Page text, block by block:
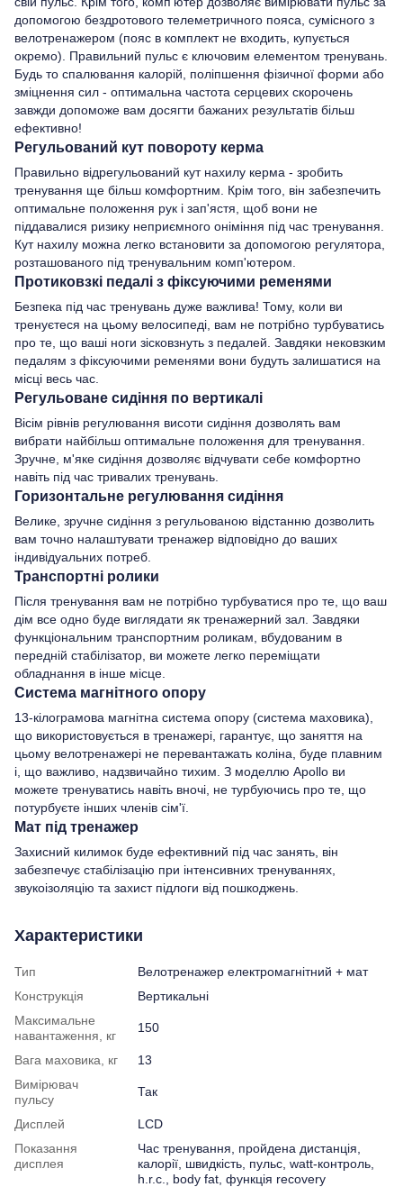
допомогою бездротового телеметричного пояса, сумісного з
велотренажером (пояс в комплект не входить, купується
окремо). Правильний пульс є ключовим елементом тренувань.
Будь то спалювання калорій, поліпшення фізичної форми або
зміцнення сил - оптимальна частота серцевих скорочень
завжди допоможе вам досягти бажаних результатів більш
ефективно!
Регульований кут повороту керма
Правильно відрегульований кут нахилу керма - зробить
тренування ще більш комфортним. Крім того, він забезпечить
оптимальне положення рук і зап'ястя, щоб вони не
піддавалися ризику неприємного оніміння під час тренування.
Кут нахилу можна легко встановити за допомогою регулятора,
розташованого під тренувальним комп'ютером.
Протиковзкі педалі з фіксуючими ременями
Безпека під час тренувань дуже важлива! Тому, коли ви
тренуєтеся на цьому велосипеді, вам не потрібно турбуватись
про те, що ваші ноги зісковзнуть з педалей. Завдяки нековзким
педалям з фіксуючими ременями вони будуть залишатися на
місці весь час.
Регульоване сидіння по вертикалі
Вісім рівнів регулювання висоти сидіння дозволять вам
вибрати найбільш оптимальне положення для тренування.
Зручне, м'яке сидіння дозволяє відчувати себе комфортно
навіть під час тривалих тренувань.
Горизонтальне регулювання сидіння
Велике, зручне сидіння з регульованою відстанню дозволить
вам точно налаштувати тренажер відповідно до ваших
індивідуальних потреб.
Транспортні ролики
Після тренування вам не потрібно турбуватися про те, що ваш
дім все одно буде виглядати як тренажерний зал. Завдяки
функціональним транспортним роликам, вбудованим в
передній стабілізатор, ви можете легко переміщати
обладнання в інше місце.
Система магнітного опору
13-кілограмова магнітна система опору (система маховика),
що використовується в тренажері, гарантує, що заняття на
цьому велотренажері не перевантажать коліна, буде плавним
і, що важливо, надзвичайно тихим. З моделлю Apollo ви
можете тренуватись навіть вночі, не турбуючись про те, що
потурбуєте інших членів сім'ї.
Мат під тренажер
Захисний килимок буде ефективний під час занять, він
забезпечує стабілізацію при інтенсивних тренуваннях,
звукоізоляцію та захист підлоги від пошкоджень.
Характеристики
Тип
Велотренажер електромагнітний + мат
Конструкція
Вертикальні
Максимальне
навантаження, кг
150
Вага маховика, кг
13
Вимірювач
пульсу
Так
Дисплей
LCD
Показання
дисплея
Час тренування, пройдена дистанція,
калорії, швидкість, пульс, watt-контроль,
h.r.c., body fat, функція recovery